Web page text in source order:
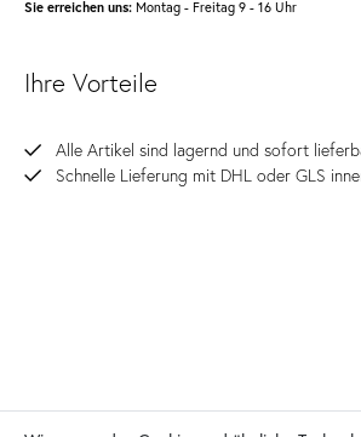
Ihre Vorteile
Alle Artikel sind lagernd und sofort
Schnelle Lieferung mit DHL oder GLS
Sie erreichen uns: Montag - Freitag 9 - 16 Uhr